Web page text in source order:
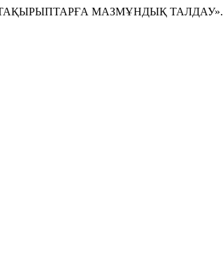
ТАҚЫРЫПТАРҒА МАЗМҰНДЫҚ ТАЛДАУ».